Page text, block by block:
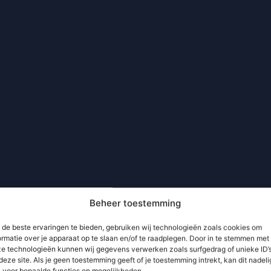
Beheer toestemming
de beste ervaringen te bieden, gebruiken wij technologieën zoals cookies om
over je apparaat op te slaan en/of te raadplegen. Door in te stemmen met
technologieën kunnen wij gegevens verwerken zoals surfgedrag of unieke
site. Als je geen toestemming geeft of je toestemming intrekt, kan dit